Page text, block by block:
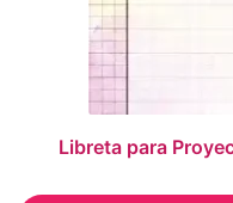
Libreta para